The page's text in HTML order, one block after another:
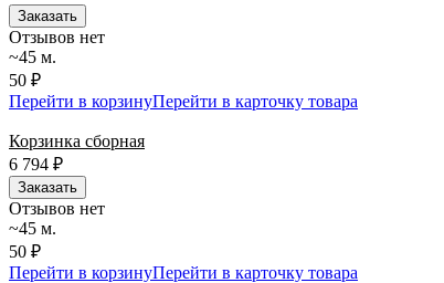
Заказать
Отзывов нет
~45 м.
50 ₽
Перейти в корзинуПерейти в карточку товара
Корзинка сборная
6 794 ₽
Заказать
Отзывов нет
~45 м.
50 ₽
Перейти в корзинуПерейти в карточку товара